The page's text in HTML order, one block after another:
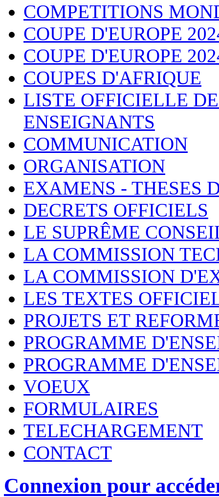
COMPETITIONS
COUPE D'EUROPE
COUPE D'EUROPE
COUPES D'AFRIQUE
LISTE OFFICIELLE
ENSEIGNANTS
COMMUNICATION
ORGANISATION
EXAMENS - THESES
DECRETS OFFICIELS
LE SUPRÊME
LA COMMISSION
LA COMMISSION
LES TEXTES
PROJETS ET
PROGRAMME
PROGRAMME
VOEUX
FORMULAIRES
TELECHARGEMENT
CONTACT
Connexion pour